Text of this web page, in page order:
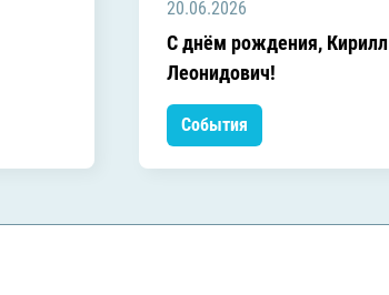
20.06.2026
C днём рождения, Кирилл
Леонидович!
События